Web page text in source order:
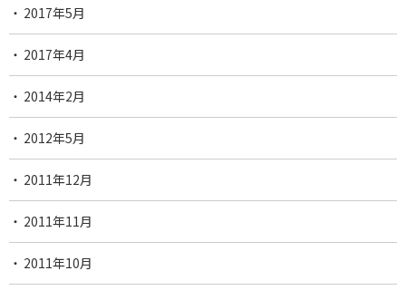
2017年5月
2017年4月
2014年2月
2012年5月
2011年12月
2011年11月
2011年10月